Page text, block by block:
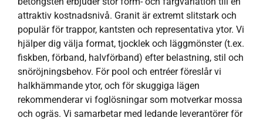
attraktiv kostnadsnivå. Granit är extremt slitstark och
populär för trappor, kantsten och representativa ytor. Vi
hjälper dig välja format, tjocklek och läggmönster (t.ex.
fiskben, förband, halvförband) efter belastning, stil och
snöröjningsbehov. För pool och entréer föreslår vi
halkhämmande ytor, och för skuggiga lägen
rekommenderar vi foglösningar som motverkar mossa
och ogräs. Vi samarbetar med ledande leverantörer för